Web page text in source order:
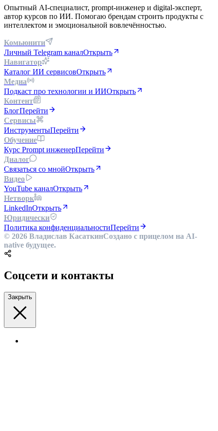
Опытный AI-специалист, prompt-инженер и digital-эксперт,
автор курсов по ИИ. Помогаю брендам строить продукты с
интеллектом и эмоциональной вовлечённостью.
Комьюнити
Личный Telegram каналОткрыть
Навигатор
Каталог ИИ сервисовОткрыть
Медиа
Подкаст про технологии и ИИОткрыть
Контент
БлогПерейти
Сервисы
ИнструментыПерейти
Обучение
Курс Prompt инженерПерейти
Диалог
Связаться со мнойОткрыть
Видео
YouTube каналОткрыть
Нетворк
LinkedInОткрыть
Юридически
Политика конфиденциальностиПерейти
© 2026 Владислав КасаткинСоздано с прицелом на AI-
native будущее.
Соцсети и контакты
Закрыть